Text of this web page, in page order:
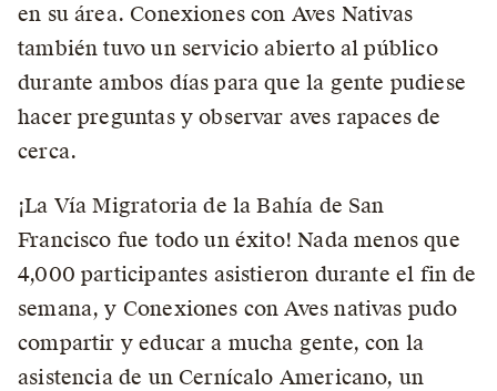
en su área. Conexiones con Aves Nativas
también tuvo un servicio abierto al público
durante ambos días para que la gente pudiese
hacer preguntas y observar aves rapaces de
cerca.
¡La Vía Migratoria de la Bahía de San
Francisco fue todo un éxito! Nada menos que
4,000 participantes asistieron durante el fin de
semana, y Conexiones con Aves nativas pudo
compartir y educar a mucha gente, con la
asistencia de un Cernícalo Americano, un